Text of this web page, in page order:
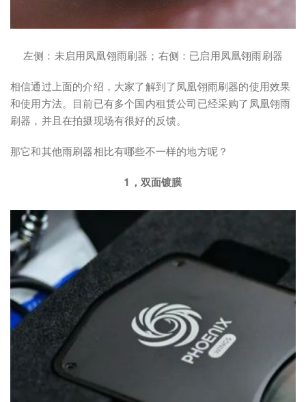
左侧：未启用凤凰翎雨刷器；右侧：已启用凤凰翎雨刷器
相信通过上面的介绍，大家了解到了凤凰翎雨刷器的使用效果
和使用方法。目前已有多个国内租赁公司已经采购了凤凰翎雨
刷器，并且在拍摄现场有很好的反馈。
那它和其他雨刷器相比有哪些不一样的地方呢？
1，双面镀膜